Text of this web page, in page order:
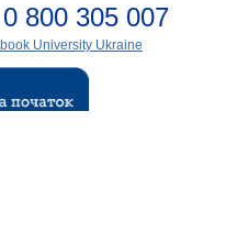
0 800 305 007